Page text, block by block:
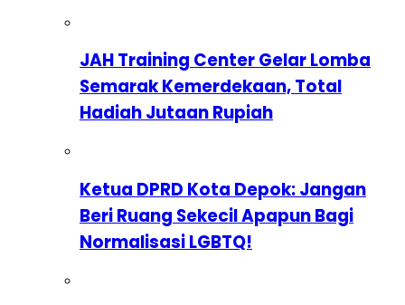
JAH Training Center Gelar Lomba
Semarak Kemerdekaan, Total
Hadiah Jutaan Rupiah
Ketua DPRD Kota Depok: Jangan
Beri Ruang Sekecil Apapun Bagi
Normalisasi LGBTQ!